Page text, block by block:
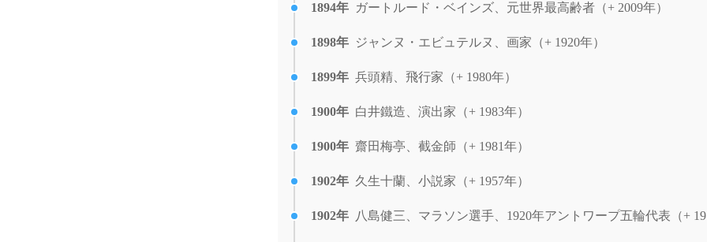
1894年 ガートルード・ベインズ、元世界最高齢者（+ 2009年）
1898年 ジャンヌ・エビュテルヌ、画家（+ 1920年）
1899年 兵頭精、飛行家（+ 1980年）
1900年 白井鐵造、演出家（+ 1983年）
1900年 齋田梅亭、截金師（+ 1981年）
1902年 久生十蘭、小説家（+ 1957年）
1902年 八島健三、マラソン選手、1920年アントワープ五輪代表（+